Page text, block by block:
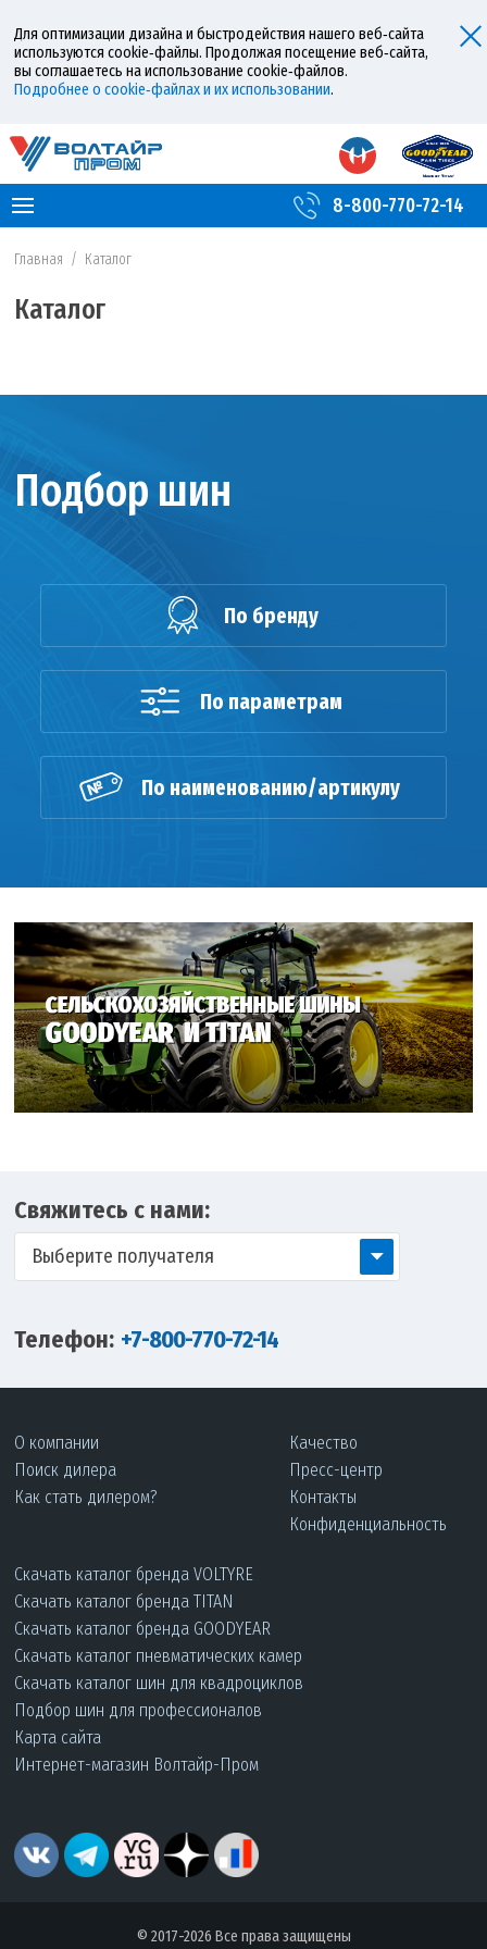
Для оптимизации дизайна и быстродействия нашего веб‑сайта
используются cookie‑файлы. Продолжая посещение веб‑сайта,
вы соглашаетесь на использование cookie‑файлов.
Подробнее о cookie‑файлах и их использовании.
8-800-770-72-14
Главная / Каталог
Каталог
Подбор шин
По бренду
По параметрам
По наименованию/артикулу
Свяжитесь с нами:
Выберите получателя
Телефон: +7-800-770-72-14
О компании
Поиск дилера
Как стать дилером?
Качество
Пресс-центр
Контакты
Конфиденциальность
Скачать каталог бренда VOLTYRE
Скачать каталог бренда TITAN
Скачать каталог бренда GOODYEAR
Скачать каталог пневматических камер
Скачать каталог шин для квадроциклов
Подбор шин для профессионалов
Карта сайта
Интернет-магазин Волтайр-Пром
© 2017-2026 Все права защищены